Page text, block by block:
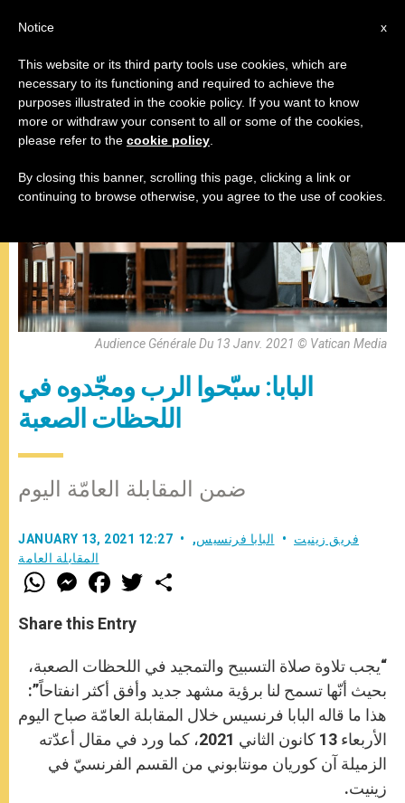
البابا فرنسيس,المقابلة العامة
Audience Générale Du 13 Janv. 2021 © Vatican Media
البابا: سبّحوا الرب ومجّدوه في
اللحظات الصعبة
ضمن المقابلة العامّة اليوم
JANUARY 13, 2021 12:27 فريق زينيت البابا فرنسيس,
المقابلة العامة
W
h
t
s
p
p
M
e
s
e
g
e
F
a
e
b
o
k
w
Share this Entry
“يجب تلاوة صلاة التسبيح والتمجيد في اللحظات الصعبة،
بحيث أنّها تسمح لنا برؤية مشهد جديد وأفق أكثر انفتاحاً”:
هذا ما قاله البابا فرنسيس خلال المقابلة العامّة صباح اليوم
الأربعاء 13 كانون الثاني 2021، كما ورد في مقال أعدّته
الزميلة آن كوريان مونتابوني من القسم الفرنسيّ في
زينيت.
x
Notice
This website or its third party tools use cookies, which are
necessary to its functioning and required to achieve the
purposes illustrated in the cookie policy. If you want to know
more or withdraw your consent to all or some of the cookies,
please refer to the cookie policy
By closing this banner, scrolling this page, clicking a link or
continuing to browse otherwise, you agree to the use of cookies.